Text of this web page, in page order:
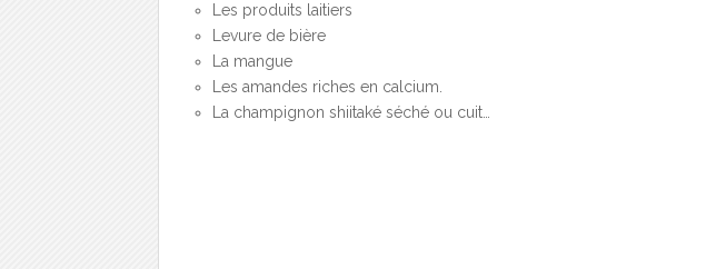
Les produits laitiers
Levure de bière
La mangue
Les amandes riches en calcium.
La champignon shiitaké séché ou cuit…